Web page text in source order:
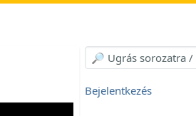
Bejelentkezés